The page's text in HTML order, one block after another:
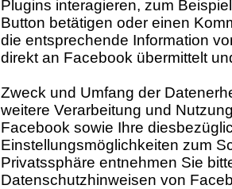
Plugins interagieren, zum
Button betätigen oder einen
die entsprechende Information
direkt an Facebook übermittelt
Zweck und Umfang der
weitere Verarbeitung und
Facebook sowie Ihre
Einstellungsmöglichkeiten zum
Privatssphäre entnehmen Sie
Datenschutzhinweisen von